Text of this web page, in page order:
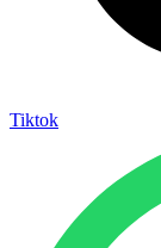
Tiktok